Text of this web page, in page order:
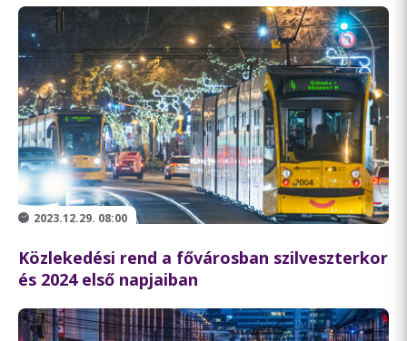
2023.12.29. 08:00
Közlekedési rend a fővárosban szilveszterkor
és 2024 első napjaiban